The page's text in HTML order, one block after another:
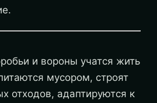
и вороны учатся жить
мусором, строят
отходов, адаптируются к